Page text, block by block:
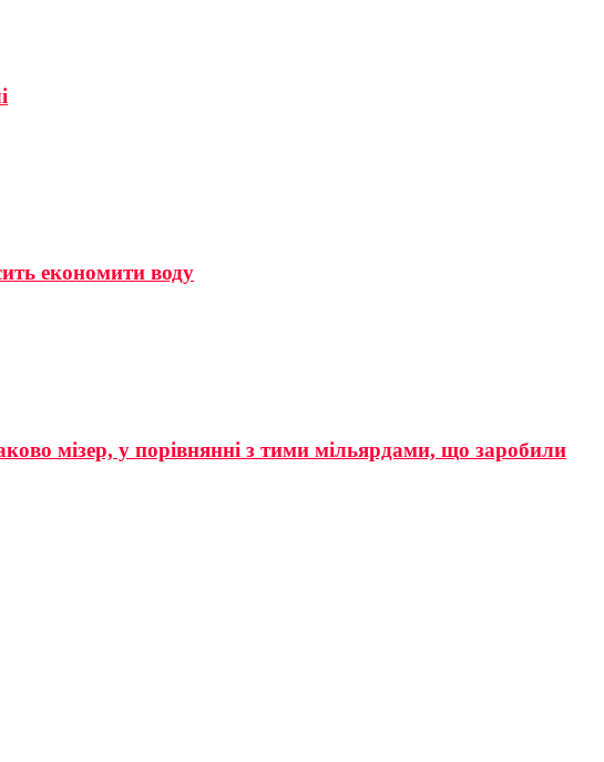
економити воду
мізер, у порівнянні з тими мільярдами, що заробили